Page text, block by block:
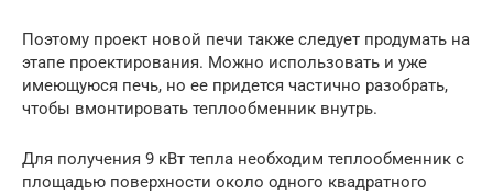
Поэтому проект новой печи также следует продумать на
этапе проектирования. Можно использовать и уже
имеющуюся печь, но ее придется частично разобрать,
чтобы вмонтировать теплообменник внутрь.
Для получения 9 кВт тепла необходим теплообменник с
площадью поверхности около одного квадратного